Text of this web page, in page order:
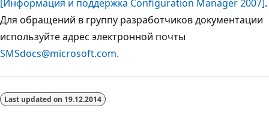
[Информация и поддержка Configuration Manager 2007].
Для обращений в группу разработчиков документации
используйте адрес электронной почты
SMSdocs@microsoft.com.
Last updated on 19.12.2014